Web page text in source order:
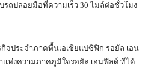
ถปล่อยมือที่ความเร็ว 30 ไมล์ต่อชั่วโมง
ประจำภาคพื้นเอเชียแปซิฟิก รอยัล เอน
แห่งความภาคภูมิใจรอยัล เอนฟิลด์ ที่ได้